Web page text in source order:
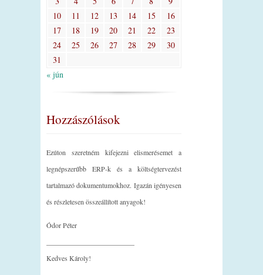
10
11 12 13 14 15
16
17
18 19 20 21 22
23
24
25 26 27 28 29
30
31
« jún
Hozzászólások
Ezúton szeretném kifejezni elismerésemet a
legnépszerűbb ERP-k és a költségtervezést
tartalmazó dokumentumokhoz. Igazán igényesen
és részletesen összeállított anyagok!
Ódor Péter
Kedves Károly!